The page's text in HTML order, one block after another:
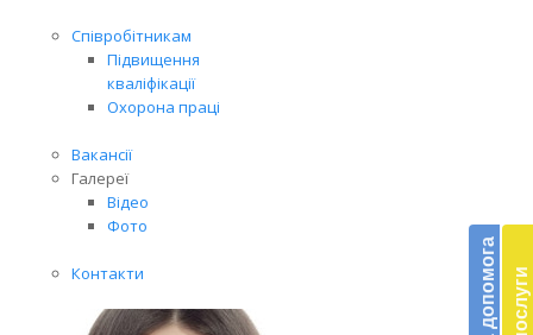
Співробітникам
Підвищення
кваліфікації
Охорона праці
Вакансії
Галереї
Відео
Фото
Контакти